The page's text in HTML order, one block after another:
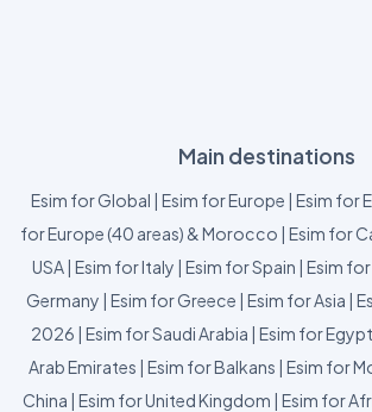
Main destinations
Esim for Global | Esim for Europe | Esim for
for Europe (40 areas) & Morocco | Esim for
USA| Esim for Italy | Esim for Spain | Esim
Germany | Esim for Greece | Esim for Asia |
2026 | Esim for Saudi Arabia | Esim for Egypt
Arab Emirates | Esim for Balkans | Esim for
China | Esim for United Kingdom | Esim for